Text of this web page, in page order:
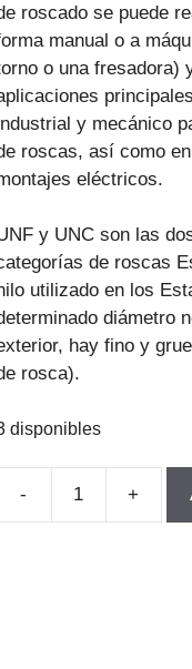
roscado se puede
manual o a
o una fresadora)
y mecánico
roscas, así como
eléctricos.
y UNC son las
de roscas
utilizado en los
diámetro
hay fino y
rosca).
disponibles